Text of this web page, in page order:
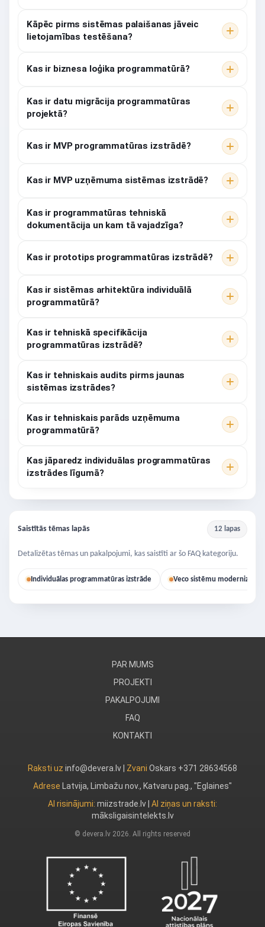
Kāpēc pirms sistēmas palaišanas jāveic
lietojamības testēšana?
Kas ir biznesa loģika programmatūrā?
Kas ir datu migrācija programmatūras
projektā?
Kas ir MVP programmatūras izstrādē?
Kas ir MVP uzņēmuma sistēmas izstrādē?
Kas ir programmatūras tehniskā
dokumentācija un kam tā vajadzīga?
Kas ir prototips programmatūras izstrādē?
Kas ir sistēmas arhitektūra individuālā
programmatūrā?
Kas ir tehniskā specifikācija
programmatūras izstrādē?
Kas ir tehniskais audits pirms jaunas
sistēmas izstrādes?
Kas ir tehniskais parāds uzņēmuma
programmatūrā?
Kas jāparedz individuālas programmatūras
izstrādes līgumā?
Saistītās tēmas lapās 12 lapas
Detalizētas tēmas un pakalpojumi, kas saistīti ar šo FAQ kategoriju.
Individuālas programmatūras izstrāde Veco sistēmu modernizācija
PAR MUMS
PROJEKTI
PAKALPOJUMI
FAQ
KONTAKTI
Raksti uz info@devera.lv | Zvani Oskars +371 28634568
Adrese
Latvija, Limbažu nov., Katvaru pag., "Eglaines"
AI risinājumi: miizstrade.lv AI ziņas un raksti:
māksligaisintelekts.lv
© devera.lv 2026. All rights reserved